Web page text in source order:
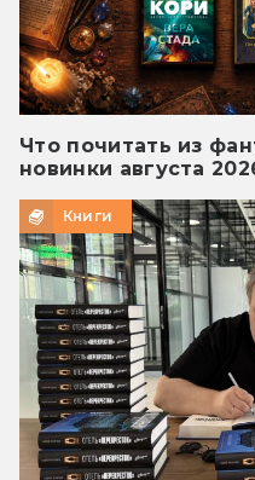
Что почитать из
новинки августа
Книги